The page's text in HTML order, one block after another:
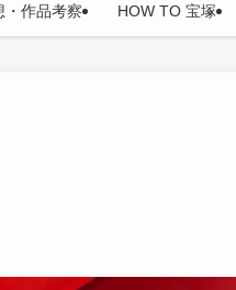
・作品考察 HOW TO 宝塚